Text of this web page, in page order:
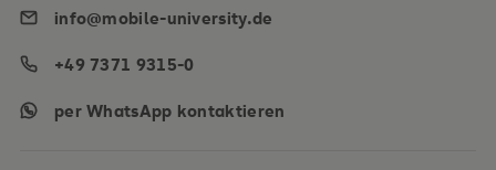
info@mobile-university.de
+49 7371 9315-0
per WhatsApp kontaktieren